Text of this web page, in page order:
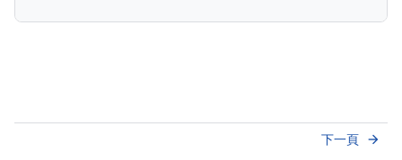
下一頁 arrow_forward